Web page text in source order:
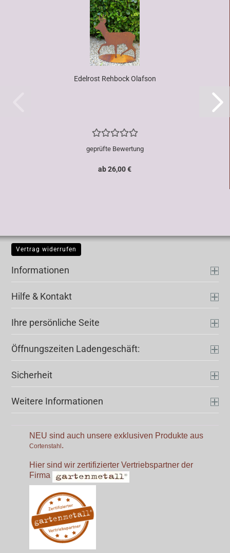
Edelrost Rehbock Olafson
geprüfte Bewertung
ab 26,00 €
Vertrag widerrufen
Informationen
Hilfe & Kontakt
Ihre persönliche Seite
Öffnungszeiten Ladengeschäft:
Sicherheit
Weitere Informationen
NEU sind auch unsere exklusiven Produkte aus
Cortenstahl.
Hier sind wir zertifizierter Vertriebspartner der
Firma